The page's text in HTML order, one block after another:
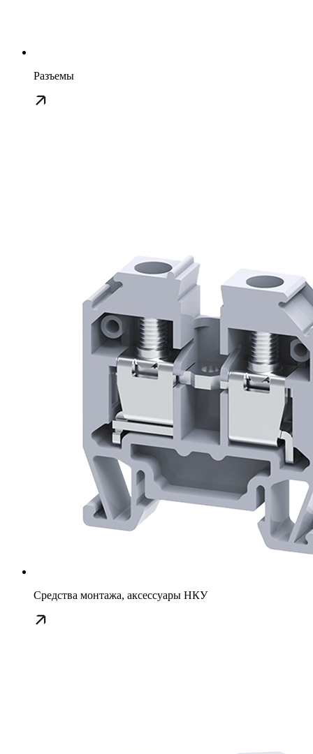
Разъемы
Средства монтажа, аксессуары НКУ